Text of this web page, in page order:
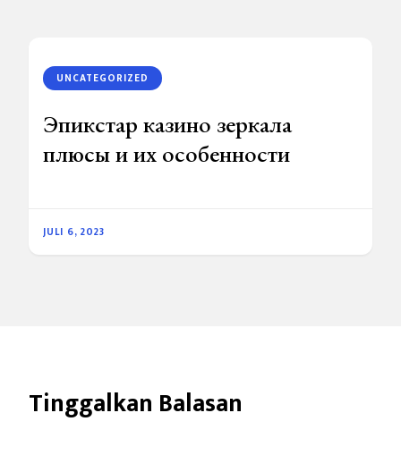
UNCATEGORIZED
Эпикстар казино зеркала
плюсы и их особенности
JULI 6, 2023
Tinggalkan Balasan